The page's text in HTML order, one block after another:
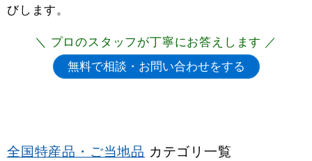
びします。
＼ プロのスタッフが丁寧にお答えします ／
全国特産品・ご当地品 カテゴリ一覧